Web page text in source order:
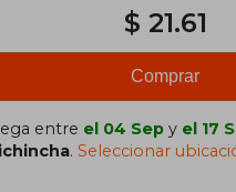
$ 21.61
Comprar
entre el 04 Sep y el 17
. Seleccionar